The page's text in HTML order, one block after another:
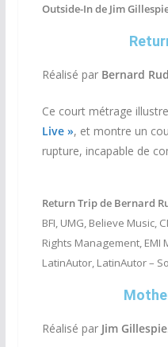
Outside-In de Jim
Réalisé par Bernard
Ce court métrage
Live », et montre un
rupture, incapable de
Return Trip de Bernard
BFI, UMG, Believe Music,
Rights Management, EMI
LatinAutor, LatinAutor –
Réalisé par Jim Gillespie.